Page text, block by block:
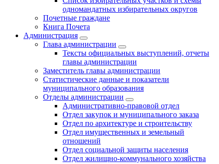
одномандатных избирательных округов
Почетные граждане
Книга Почета
Администрация
Глава администрации
Тексты официальных выступлений, отчеты
главы администрации
Заместитель главы администрации
Статистические данные и показатели
муниципального образования
Отделы администрации
Административно-правовой отдел
Отдел закупок и муниципального заказа
Отдел по архитектуре и строительству
Отдел имущественных и земельный
отношений
Отдел социальной защиты населения
Отдел жилищно-коммунального хозяйства